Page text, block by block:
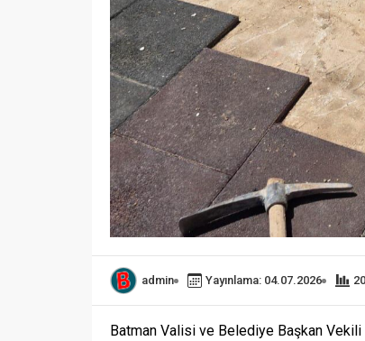
admin Yayınlama: 04.07.2026 20
Batman Valisi ve Belediye Başkan Vekili